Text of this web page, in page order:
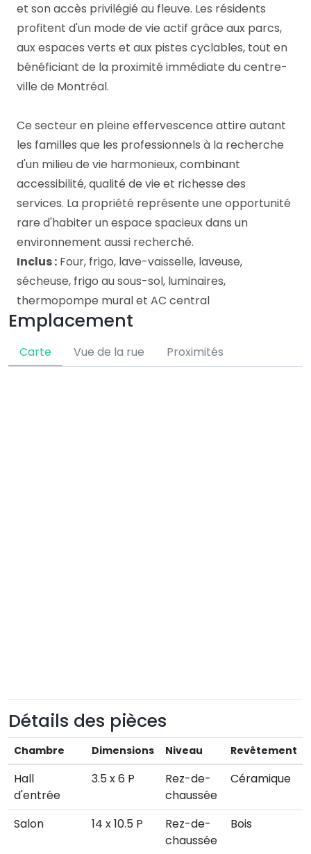
et son accès privilégié au fleuve. Les résidents
profitent d'un mode de vie actif grâce aux parcs,
aux espaces verts et aux pistes cyclables, tout en
bénéficiant de la proximité immédiate du centre-
ville de Montréal.
Ce secteur en pleine effervescence attire autant
les familles que les professionnels à la recherche
d'un milieu de vie harmonieux, combinant
accessibilité, qualité de vie et richesse des
services. La propriété représente une opportunité
rare d'habiter un espace spacieux dans un
environnement aussi recherché.
Inclus : Four, frigo, lave-vaisselle, laveuse,
sécheuse, frigo au sous-sol, luminaires,
thermopompe mural et AC central
Emplacement
Carte Vue de la rue Proximités
Détails des pièces
Chambre Dimensions Niveau Revêtement
Hall
d'entrée
3.5 x 6 P
Rez-de-
chaussée
Céramique
Salon 14 x 10.5 P
Rez-de-
chaussée
Bois